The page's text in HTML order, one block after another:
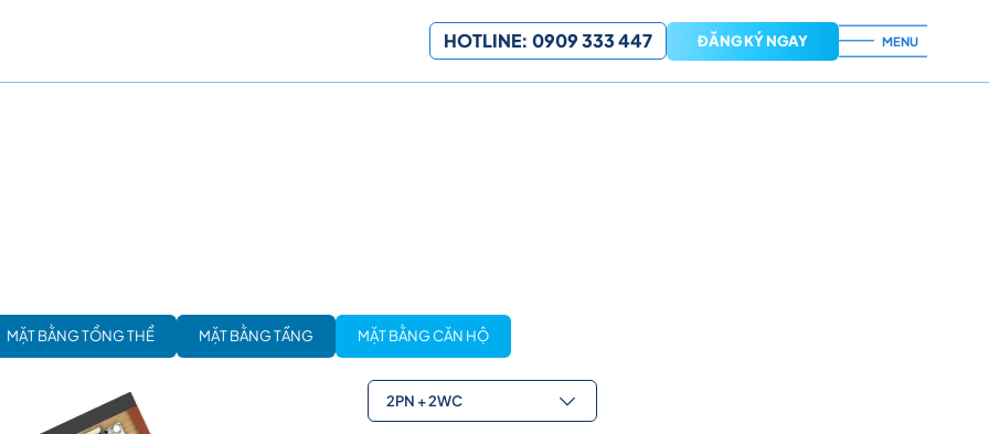
HOTLINE: 0909 333 447 ĐĂNG KÝ NGAY MENU
MẶT BẰNG TỔNG THỂ MẶT BẰNG TẦNG MẶT BẰNG CĂN HỘ
2PN + 2WC